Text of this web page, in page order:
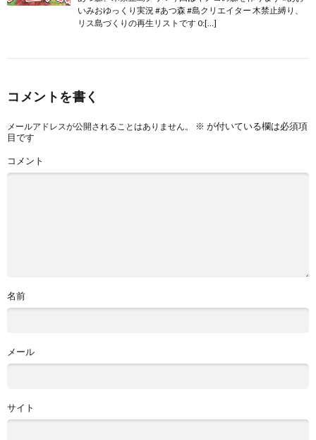
いみおゆっくり実況 #あつ森 #島クリエイター 木禁止縛り、
リス島づくりの再生リストです 0:[…]
コメントを書く
メールアドレスが公開されることはありません。 ※ が付いている欄は必須項
目です
コメント
名前
メール
サイト